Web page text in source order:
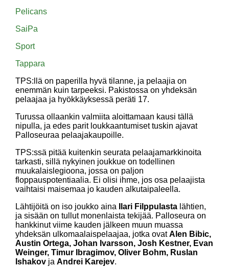
Pelicans
SaiPa
Sport
Tappara
TPS:llä on paperilla hyvä tilanne, ja pelaajia on
enemmän kuin tarpeeksi. Pakistossa on yhdeksän
pelaajaa ja hyökkäyksessä peräti 17.
Turussa ollaankin valmiita aloittamaan kausi tällä
nipulla, ja edes parit loukkaantumiset tuskin ajavat
Palloseuraa pelaajakaupoille.
TPS:ssä pitää kuitenkin seurata pelaajamarkkinoita
tarkasti, sillä nykyinen joukkue on todellinen
muukalaislegioona, jossa on paljon
floppauspotentiaalia. Ei olisi ihme, jos osa pelaajista
vaihtaisi maisemaa jo kauden alkutaipaleella.
Lähtijöitä on iso joukko aina
Ilari Filppulasta lähtien,
ja sisään on tullut monenlaista tekijää. Palloseura on
hankkinut viime kauden jälkeen muun muassa
yhdeksän ulkomaalaispelaajaa, jotka ovatAlen Bibic,
Austin Ortega, Johan Ivarsson, Josh Kestner, Evan
Weinger, Timur Ibragimov, Oliver Bohm, Ruslan
Ishakov ja Andrei Karejev.